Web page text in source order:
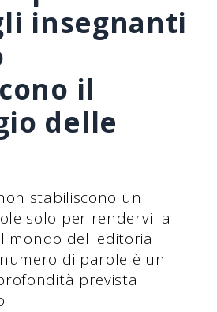
insegnanti
il
delle
stabiliscono un
solo per rendervi la
mondo dell'editoria
di parole è un
prevista